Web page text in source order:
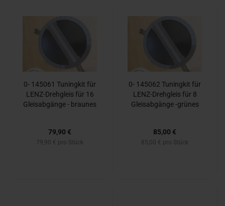
0- 145061 Tu­n­ing­kit für
LENZ-​Dreh­gleis für 16
Gleis­ab­gän­ge - brau­nes
79,90 €
79,90 € pro Stück
0- 145062 Tu­n­ing­kit für
LENZ-​Dreh­gleis für 8
Gleis­ab­gän­ge -​grü­nes
85,00 €
85,00 € pro Stück